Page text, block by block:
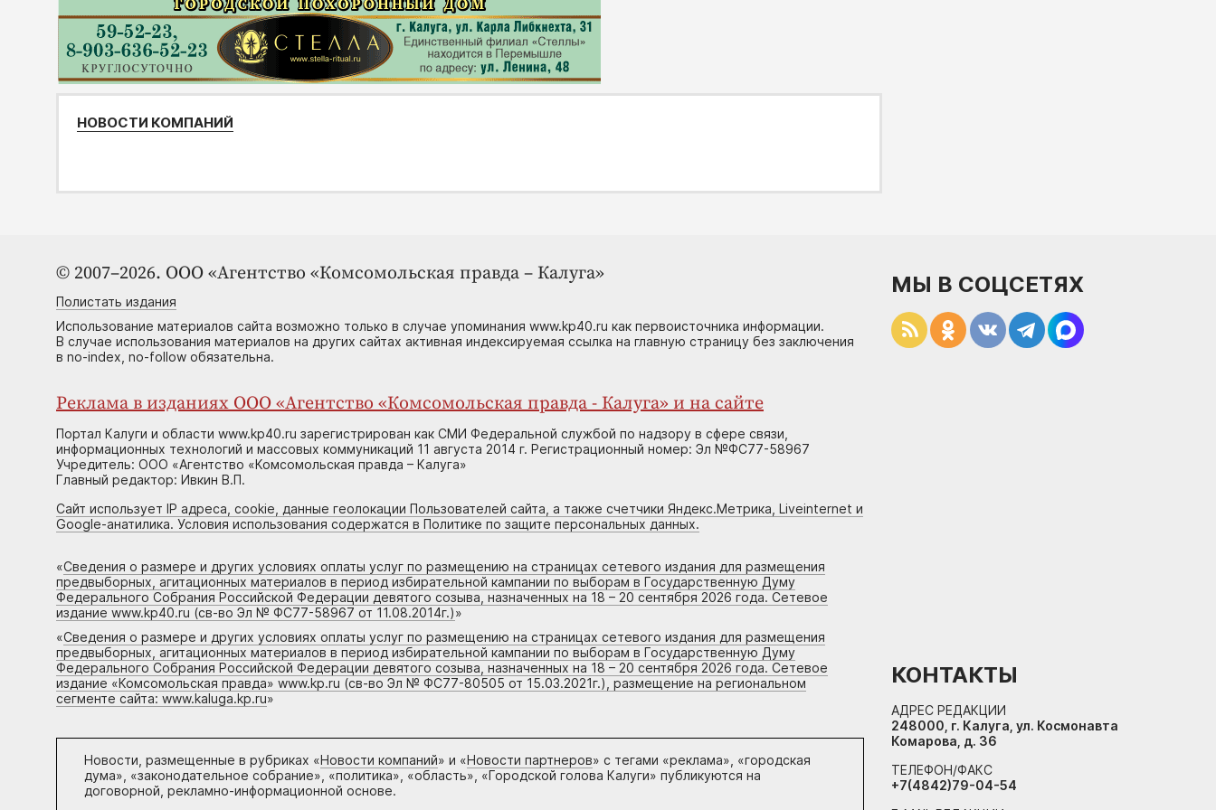
НОВОСТИ КОМПАНИЙ
© 2007–2026. ООО «Агентство «Комсомольская правда – Калуга»
Полистать издания
Использование материалов сайта возможно только в случае упоминания www.kp40.ru как первоисточника информации.
В случае использования материалов на других сайтах активная индексируемая ссылка на главную страницу без заключения
в no-index, no-follow обязательна.
Реклама в изданиях ООО «Агентство «Комсомольская правда - Калуга» и на сайте
Портал Калуги и области www.kp40.ru зарегистрирован как СМИ Федеральной службой по надзору в сфере связи,
информационных технологий и массовых коммуникаций 11 августа 2014 г. Регистрационный номер: Эл №ФС77-58967
Учредитель: ООО «Агентство «Комсомольская правда – Калуга»
Главный редактор: Ивкин В.П.
Сайт использует IP адреса, cookie, данные геолокации Пользователей сайта, а также счетчики Яндекс.Метрика, Liveinternet и
Google-анатилика. Условия использования содержатся в Политике по защите персональных данных.
«Сведения о размере и других условиях оплаты услуг по размещению на страницах сетевого издания для размещения
предвыборных, агитационных материалов в период избирательной кампании по выборам в Государственную Думу
Федерального Собрания Российской Федерации девятого созыва, назначенных на 18 – 20 сентября 2026 года. Сетевое
издание www.kp40.ru (св-во Эл № ФС77-58967 от 11.08.2014г.)»
«Сведения о размере и других условиях оплаты услуг по размещению на страницах сетевого издания для размещения
предвыборных, агитационных материалов в период избирательной кампании по выборам в Государственную Думу
Федерального Собрания Российской Федерации девятого созыва, назначенных на 18 – 20 сентября 2026 года. Сетевое
издание «Комсомольская правда» www.kp.ru (св-во Эл № ФС77-80505 от 15.03.2021г.), размещение на региональном
сегменте сайта: www.kaluga.kp.ru»
Новости, размещенные в рубриках «Новости компаний» и «Новости партнеров» с тегами «реклама», «городская
дума», «законодательное собрание», «политика», «область», «Городской голова Калуги» публикуются на
договорной, рекламно-информационной основе.
МЫ В СОЦСЕТЯХ
КОНТАКТЫ
АДРЕС РЕДАКЦИИ
248000, г. Калуга, ул. Космонавта
Комарова, д. 36
ТЕЛЕФОН/ФАКС
+7(4842)79-04-54